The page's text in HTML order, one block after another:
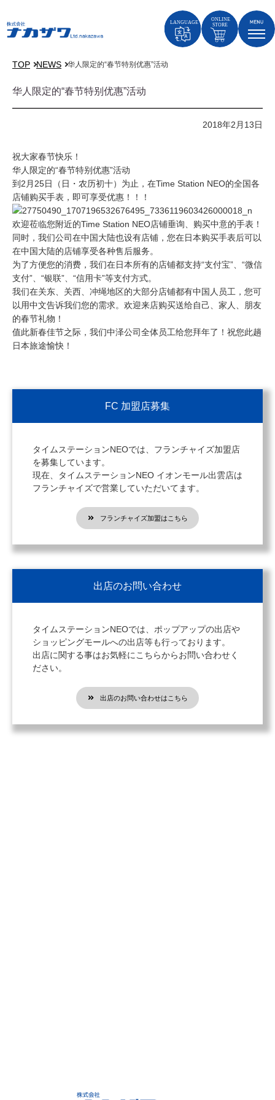
TOP NEWS 华人限定的“春节特别优惠”活动
华人限定的“春节特别优惠”活动
2018年2月13日
祝大家春节快乐！
华人限定的“春节特别优惠”活动
到2月25日（日・农历初十）为止，在Time Station NEO的全国各
店铺购买手表，即可享受优惠！！！
欢迎莅临您附近的Time Station NEO店铺垂询、购买中意的手表！
同时，我们公司在中国大陆也设有店铺，您在日本购买手表后可以
在中国大陆的店铺享受各种售后服务。
为了方便您的消费，我们在日本所有的店铺都支持“支付宝”、“微信
支付”、“银联”、“信用卡”等支付方式。
我们在关东、关西、冲绳地区的大部分店铺都有中国人员工，您可
以用中文告诉我们您的需求。欢迎来店购买送给自己、家人、朋友
的春节礼物！
值此新春佳节之际，我们中泽公司全体员工给您拜年了！祝您此趟
日本旅途愉快！
FC 加盟店募集
タイムステーションNEOでは、フランチャイズ加盟店
を募集しています。
現在、タイムステーションNEO イオンモール出雲店は
フランチャイズで営業していただいてます。
フランチャイズ加盟はこちら
出店のお問い合わせ
タイムステーションNEOでは、ポップアップの出店や
ショッピングモールへの出店等も行っております。
出店に関する事はお気軽にこちらからお問い合わせく
ださい。
出店のお問い合わせはこちら